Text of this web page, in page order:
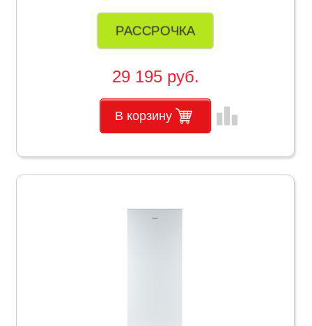
РАССРОЧКА
29 195 руб.
В корзину leaderboard